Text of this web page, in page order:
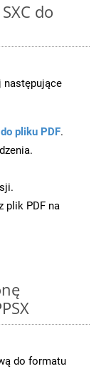
do
następujące
pliku PDF.
plik PDF na
do formatu